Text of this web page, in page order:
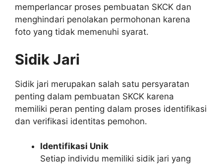
memperlancar proses pembuatan SKCK dan
menghindari penolakan permohonan karena
foto yang tidak memenuhi syarat.
Sidik Jari
Sidik jari merupakan salah satu persyaratan
penting dalam pembuatan SKCK karena
memiliki peran penting dalam proses identifikasi
dan verifikasi identitas pemohon.
Identifikasi Unik
Setiap individu memiliki sidik jari yang